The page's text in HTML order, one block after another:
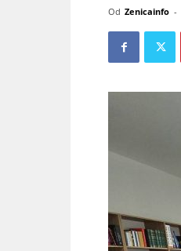
Od Zenicainfo -